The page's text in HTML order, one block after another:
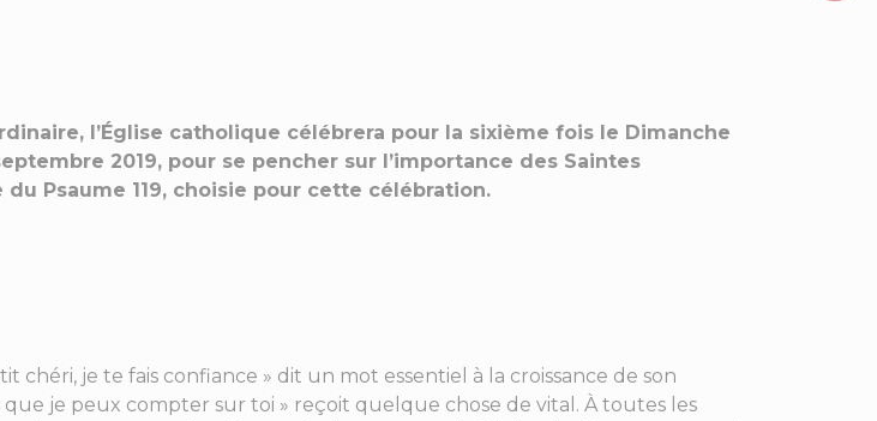
l’Église catholique célébrera pour la sixième fois le Dimanche
2019, pour se pencher sur l’importance des Saintes
Psaume 119, choisie pour cette célébration.
chéri, je te fais confiance » dit un mot essentiel à la croissance de son
que je peux compter sur toi » reçoit quelque chose de vital. À toutes les